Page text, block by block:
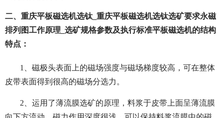
二、重庆平板磁选机选钛_重庆平板磁选机选钛选矿要求永磁
排列图工作原理_选矿规格参数及执行标准平板磁选机的结构
特点：
1、磁极头表面上的磁场强度与磁场梯度较高，可在整体
皮带表面得到很高的磁场分选力。
2、运用了薄流膜选矿的原理，料浆于皮带上面呈薄流膜